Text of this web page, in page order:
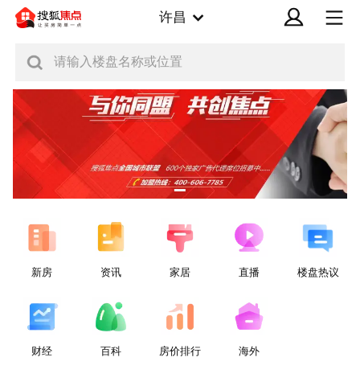
许昌
请输入楼盘名称或位置
新房 资讯 家居 直播 楼盘热议
财经 百科 房价排行 海外